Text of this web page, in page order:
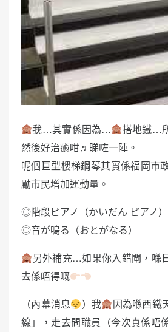
我…其實係因為…
搭地鐵…
然後好治癒咁♬睇咗一陣。
呢個巨型樓梯鋼琴其實係福岡市
勵市民增加運動量。
◎階段ピアノ（かいだん ピアノ）
◎音が鳴る（おとがなる）
另外補充…如果你入錯閘，喺
去係唔得嘅
（內幕消息
）我
因為喺西鐵
線」，走去問職員（今次真係唔